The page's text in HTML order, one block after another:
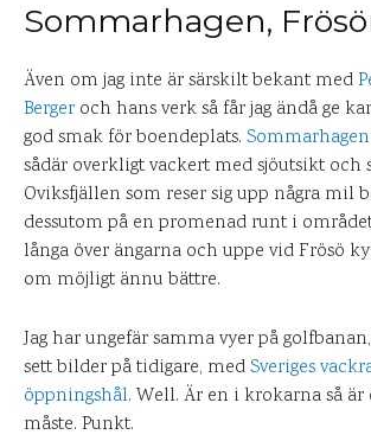
Sommarhagen,
Även om jag inte är särskilt bekant med
Berger och hans verk så får jag ändå ge
god smak för boendeplats.
sådär overkligt vackert med sjöutsikt och
Oviksfjällen som reser sig upp några mil
dessutom på en promenad runt i
långa över ängarna och uppe vid Frösö
om möjligt ännu bättre.
Jag har ungefär samma vyer på
sett bilder på tidigare, medSveriges
öppningshål. Well. Är en i krokarna så
måste. Punkt.